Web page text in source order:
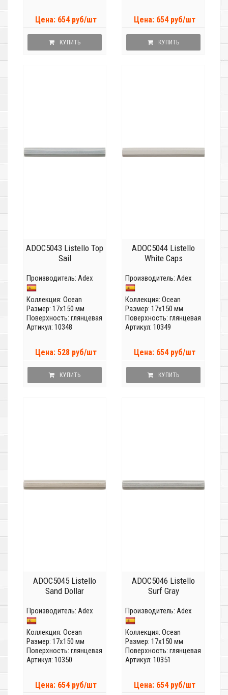
Цена: 654 руб/шт
КУПИТЬ
Цена: 654 руб/шт
КУПИТЬ
ADOC5043 Listello Top
Sail
Производитель: Adex
Коллекция: Ocean
Размер: 17x150 мм
Поверхность: глянцевая
Артикул: 10348
Цена: 528 руб/шт
КУПИТЬ
ADOC5044 Listello
White Caps
Производитель: Adex
Коллекция: Ocean
Размер: 17x150 мм
Поверхность: глянцевая
Артикул: 10349
Цена: 654 руб/шт
КУПИТЬ
ADOC5045 Listello
Sand Dollar
Производитель: Adex
Коллекция: Ocean
Размер: 17x150 мм
Поверхность: глянцевая
Артикул: 10350
Цена: 654 руб/шт
ADOC5046 Listello
Surf Gray
Производитель: Adex
Коллекция: Ocean
Размер: 17x150 мм
Поверхность: глянцевая
Артикул: 10351
Цена: 654 руб/шт